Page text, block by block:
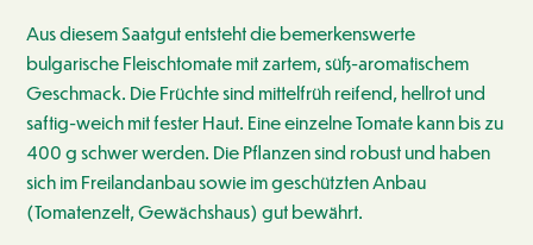
Aus diesem Saatgut entsteht die bemerkenswerte
bulgarische Fleischtomate mit zartem, süß-aromatischem
Geschmack. Die Früchte sind mittelfrüh reifend, hellrot und
saftig-weich mit fester Haut. Eine einzelne Tomate kann bis zu
400 g schwer werden. Die Pflanzen sind robust und haben
sich im Freilandanbau sowie im geschützten Anbau
(Tomatenzelt, Gewächshaus) gut bewährt.